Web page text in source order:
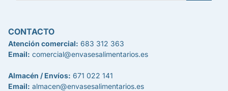
CONTACTO
Atención comercial: 683 312 363
Email: comercial@envasesalimentarios.es
Almacén / Envíos: 671 022 141
Email: almacen@envasesalimentarios.es